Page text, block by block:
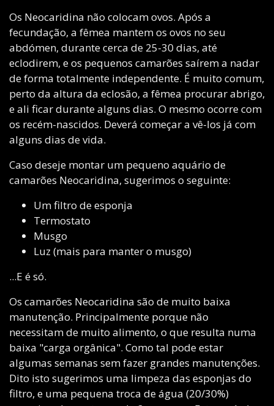
Os Neocaridina não colocam ovos. Após a
fecundação, a fêmea mantem os ovos no seu
abdómen, durante cerca de 25-30 dias, até
eclodirem, e os pequenos camarões saírem a nadar
de forma totalmente independente. É muito comum,
perto da altura da eclosão, a fêmea procurar abrigo,
e ali ficar durante alguns dias. O mesmo ocorre com
os recém-nascidos. Deverá começar a vê-los já com
alguns dias de vida.
Caso deseje montar um pequeno aquário de
camarões Neocaridina, sugerimos o seguinte:
Um filtro de esponja
Termostato
Musgo
Luz (mais para manter o musgo)
...E é só.
Os camarões Neocaridina são de muito baixa
manutenção. Principalmente porque não
necessitam de muito alimento, o que resulta numa
baixa "carga orgânica". Como tal pode estar
algumas semanas sem fazer grandes manutenções.
Dito isto sugerimos uma limpeza das esponjas do
filtro, e uma pequena troca de água (20/30%)